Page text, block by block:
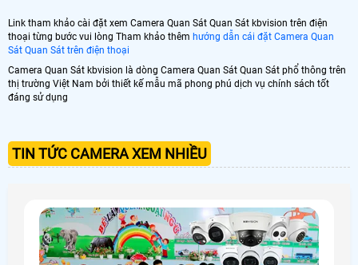
Link tham khảo cài đặt xem Camera Quan Sát Quan Sát kbvision trên điện
thoại từng bước vui lòng Tham khảo thêm hướng dẫn cái đặt Camera Quan
Sát Quan Sát trên điện thoại
Camera Quan Sát kbvision là dòng Camera Quan Sát Quan Sát phổ thông trên
thị trường Việt Nam bởi thiết kế mẫu mã phong phú dịch vụ chính sách tốt
đáng sử dụng
TIN TỨC CAMERA XEM NHIỀU